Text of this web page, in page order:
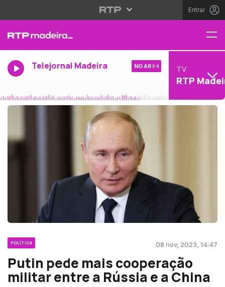
Entrar
Telejornal Madeira NO AR TV
RTP
POLÍTICA 08 nov, 2023, 14:47
Putin pede mais cooperação
militar entre a Rússia e a China